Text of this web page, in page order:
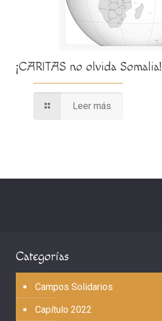
¡CARITAS no olvida Somalia!
Leer más
Categorías
Campos Solidarios
Capítulo 2022